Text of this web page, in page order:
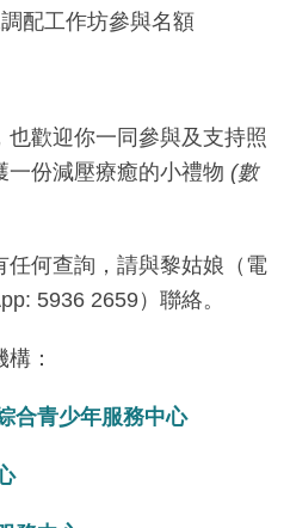
配工作坊參與名額
歡迎你一同參與及支持照
一份減壓療癒的小禮物 (數
何查詢，請與黎姑娘（電
5936 2659）聯絡。
：
合青少年服務中心